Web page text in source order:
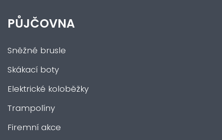
PŮJČOVNA
Sněžné brusle
Skákací boty
Elektrické koloběžky
Trampolíny
Firemní akce